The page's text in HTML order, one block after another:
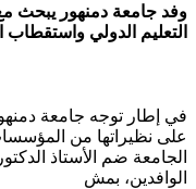
وفد جامعة دمنهور يبحث مع
التعليم الدولي واستقطاب
في إطار توجه جامعة
على نظيراتها من
الجامعة ضم الأستاذ
الوافدين، بمش